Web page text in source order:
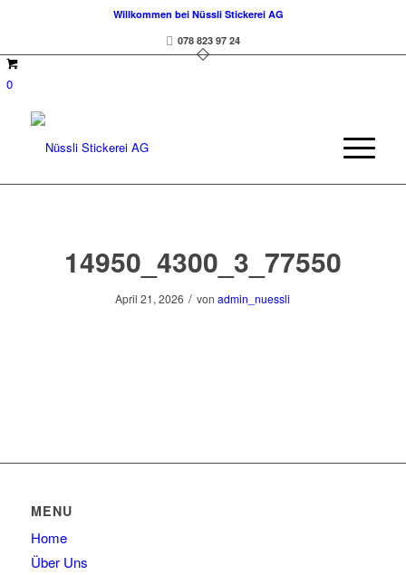
Willkommen bei Nüssli Stickerei AG
078 823 97 24
0
14950_4300_3_77550
April 21, 2026 / vonadmin_nuessli
MENU
Home
Über Uns